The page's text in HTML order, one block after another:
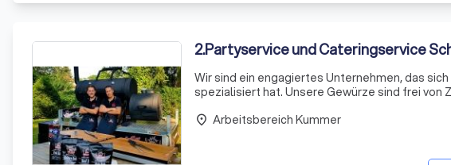
2.Partyservice und Cateringservice
Wir sind ein engagiertes Unternehmen, das
spezialisiert hat. Unsere Gewürze sind frei
place Arbeitsbereich Kummer